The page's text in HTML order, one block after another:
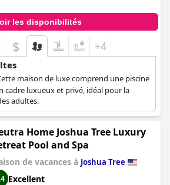
les disponibilités
$ +4
maison de luxe comprend une piscine
cadre luxueux et privé, idéal pour la
adultes.
Home Joshua Tree Luxury
Pool and Spa
de vacances à Joshua Tree
Excellent